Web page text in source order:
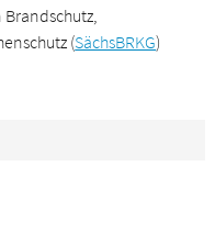
Brandschutz,
(SächsBRKG)